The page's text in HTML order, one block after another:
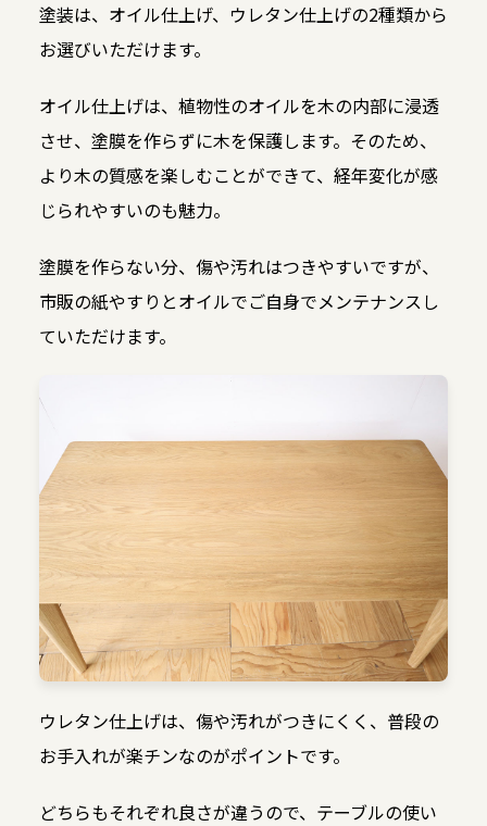
塗装は、オイル仕上げ、ウレタン仕上げの2種類から
お選びいただけます。
オイル仕上げは、植物性のオイルを木の内部に浸透
させ、塗膜を作らずに木を保護します。そのため、
より木の質感を楽しむことができて、経年変化が感
じられやすいのも魅力。
塗膜を作らない分、傷や汚れはつきやすいですが、
市販の紙やすりとオイルでご自身でメンテナンスし
ていただけます。
ウレタン仕上げは、傷や汚れがつきにくく、普段の
お手入れが楽チンなのがポイントです。
どちらもそれぞれ良さが違うので、テーブルの使い